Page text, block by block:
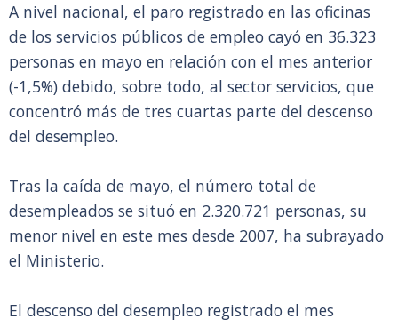
A nivel nacional, el paro registrado en las oficinas
de los servicios públicos de empleo cayó en 36.323
personas en mayo en relación con el mes anterior
(-1,5%) debido, sobre todo, al sector servicios, que
concentró más de tres cuartas parte del descenso
del desempleo.
Tras la caída de mayo, el número total de
desempleados se situó en 2.320.721 personas, su
menor nivel en este mes desde 2007, ha subrayado
el Ministerio.
El descenso del desempleo registrado el mes